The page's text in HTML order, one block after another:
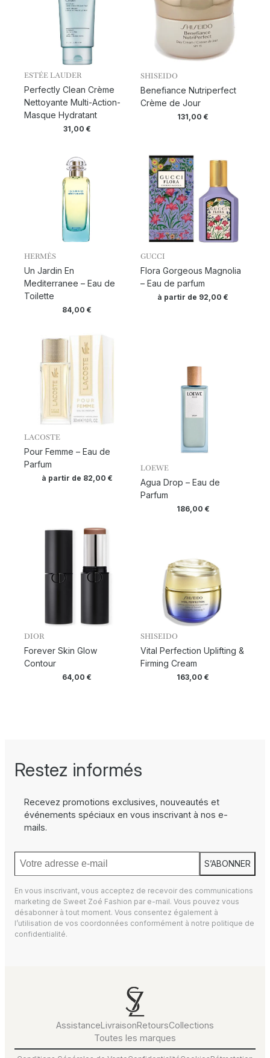
ESTÉE LAUDER
Perfectly Clean Crème
Nettoyante Multi-Action-
Masque Hydratant
31,00 €
SHISEIDO
Benefiance Nutriperfect
Crème de Jour
131,00€
HERMÈS
Un Jardin En
Mediterranee – Eau de
Toilette
84,00€
GUCCI
Flora Gorgeous Magnolia
– Eau de parfum
à partir de 92,00€
LACOSTE
Pour Femme – Eau de
Parfum
à partir de 82,00 €
LOEWE
Agua Drop – Eau de
Parfum
186,00 €
DIOR
Forever Skin Glow
Contour
64,00€
SHISEIDO
Vital Perfection Uplifting &
Firming Cream
163,00€
Restez informés
Recevez promotions exclusives, nouveautés et
événements spéciaux en vous inscrivant à nos e-
mails.
S’ABONNER
En vous inscrivant, vous acceptez de recevoir des communications
marketing de Sweet Zoé Fashion par e-mail. Vous pouvez vous
désabonner à tout moment. Vous consentez également à
l’utilisation de vos coordonnées conformément à notre politique de
confidentialité.
AssistanceLivraisonRetoursCollections
Toutes les marques